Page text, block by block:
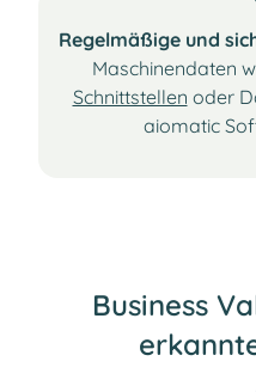
Regelmäßige und
Maschinendaten
Schnittstellen oder
aiomatic
Business